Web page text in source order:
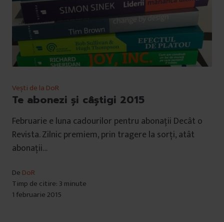
Vești de la DoR
Te abonezi și câștigi 2015
Februarie e luna cadourilor pentru abonații Decât o
Revista. Zilnic premiem, prin tragere la sorți, atât
abonații…
De DoR
Timp de citire: 3 minute
1 februarie 2015